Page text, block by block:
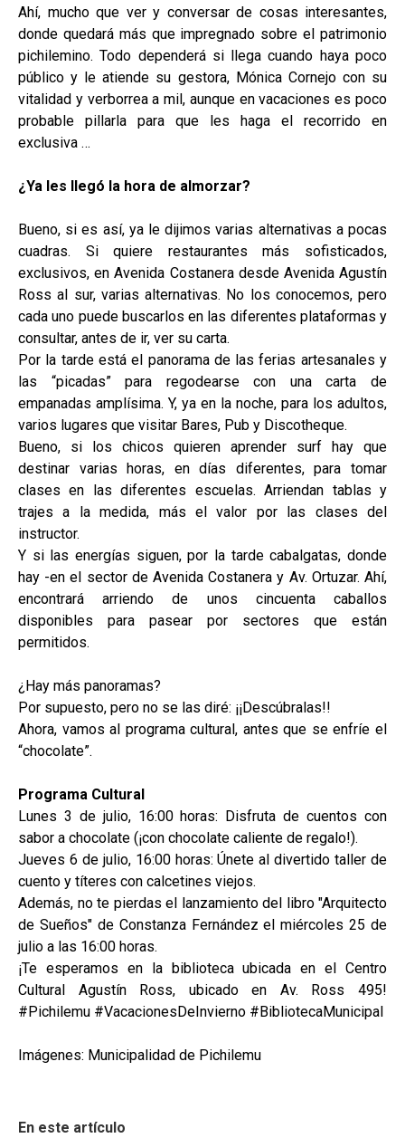
Ahí, mucho que ver y conversar de cosas interesantes,
donde quedará más que impregnado sobre el patrimonio
pichilemino. Todo dependerá si llega cuando haya poco
público y le atiende su gestora, Mónica Cornejo con su
vitalidad y verborrea a mil, aunque en vacaciones es poco
probable pillarla para que les haga el recorrido en
exclusiva …
¿Ya les llegó la hora de almorzar?
Bueno, si es así, ya le dijimos varias alternativas a pocas
cuadras. Si quiere restaurantes más sofisticados,
exclusivos, en Avenida Costanera desde Avenida Agustín
Ross al sur, varias alternativas. No los conocemos, pero
cada uno puede buscarlos en las diferentes plataformas y
consultar, antes de ir, ver su carta.
Por la tarde está el panorama de las ferias artesanales y
las “picadas” para regodearse con una carta de
empanadas amplísima. Y, ya en la noche, para los adultos,
varios lugares que visitar Bares, Pub y Discotheque.
Bueno, si los chicos quieren aprender surf hay que
destinar varias horas, en días diferentes, para tomar
clases en las diferentes escuelas. Arriendan tablas y
trajes a la medida, más el valor por las clases del
instructor.
Y si las energías siguen, por la tarde cabalgatas, donde
hay -en el sector de Avenida Costanera y Av. Ortuzar. Ahí,
encontrará arriendo de unos cincuenta caballos
disponibles para pasear por sectores que están
permitidos.
¿Hay más panoramas?
Por supuesto, pero no se las diré: ¡¡Descúbralas!!
Ahora, vamos al programa cultural, antes que se enfríe el
“chocolate”.
Programa Cultural
Lunes 3 de julio, 16:00 horas: Disfruta de cuentos con
sabor a chocolate (¡con chocolate caliente de regalo!).
Jueves 6 de julio, 16:00 horas: Únete al divertido taller de
cuento y títeres con calcetines viejos.
Además, no te pierdas el lanzamiento del libro "Arquitecto
de Sueños" de Constanza Fernández el miércoles 25 de
julio a las 16:00 horas.
¡Te esperamos en la biblioteca ubicada en el Centro
Cultural Agustín Ross, ubicado en Av. Ross 495!
#Pichilemu #VacacionesDeInvierno #BibliotecaMunicipal
Imágenes: Municipalidad de Pichilemu
En este artículo